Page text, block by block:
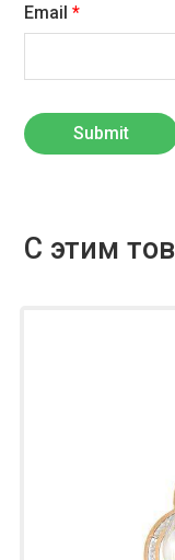
Email*
С этим